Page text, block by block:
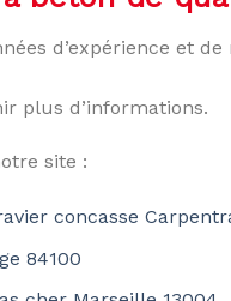
d’expérience et
plus d’informations.
site :
concasse
84100